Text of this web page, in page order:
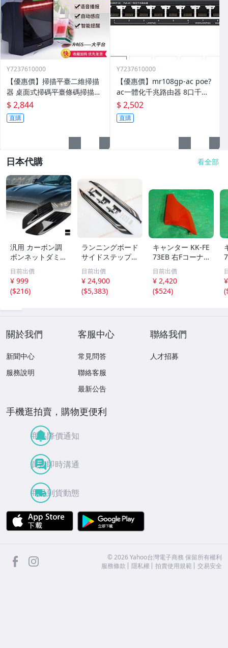
Y7237610000
【優惠價】掃描平臺二維掃描
器 桌面式掃碼平臺條碼掃描器
手機支付超市收銀
$ 2,844
直購
Y7237610000
【優惠價】mr108gp-ac poe?
ac一體化千兆路由器 8口千兆
一體化機 108gp
$ 2,502
直購
日本代購 看全部
汎用 カーボン調
ボンネットダミー
ダクト エンジン
フード飾り 外装
ドレスアップ ボ
ディステッカー
目前出價
¥ 999
($216)
ランニングボード
サイドステップ
アルミバー カス
タム トヨタRAV4
用2019 2020 202
1 2022
目前出價
¥ 24,900
($5,383)
キャンター KK-FE
73EB 右Fコーナ
ーパネル 標準高
床DX 3T 24V 4
M51 MK997198
目前出價
¥ 2,420
($524)
(
關於我們
新聞中心
服務說明
客服中心
常見問答
聯絡客服
最新公告
聯絡我們
人才招募
手機逛拍賣，購物更便利
商品降價通知
買賣即時溝通
商品到貨動態
APP Store
facebook ©2026 Yahoo台灣電子商務 保留所有權利
服務條款
隱私權 拍賣使用規範 交易安全